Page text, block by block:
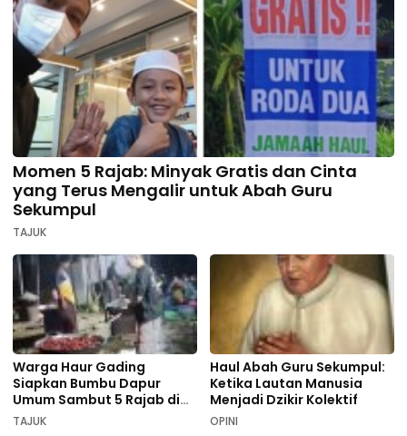
Momen 5 Rajab: Minyak Gratis dan Cinta
yang Terus Mengalir untuk Abah Guru
Sekumpul
TAJUK
Warga Haur Gading
Siapkan Bumbu Dapur
Umum Sambut 5 Rajab di
Sekumpul
TAJUK
Haul Abah Guru Sekumpul:
Ketika Lautan Manusia
Menjadi Dzikir Kolektif
OPINI